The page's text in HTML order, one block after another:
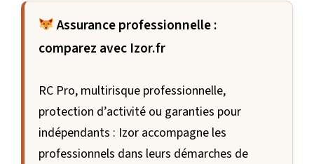
Assurance professionnelle :
comparez avec Izor.fr
RC Pro, multirisque professionnelle,
protection d’activité ou garanties pour
indépendants : Izor accompagne les
professionnels dans leurs démarches de